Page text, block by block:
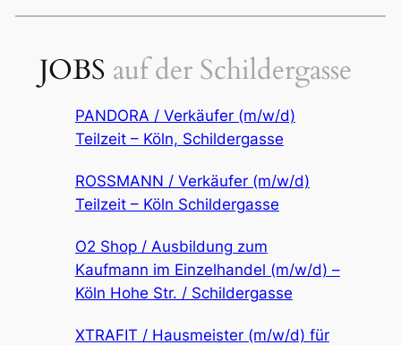
JOBS auf der Schildergasse
PANDORA / Verkäufer (m/w/d)
Teilzeit – Köln, Schildergasse
ROSSMANN / Verkäufer (m/w/d)
Teilzeit – Köln Schildergasse
O2 Shop / Ausbildung zum
Kaufmann im Einzelhandel (m/w/d) –
Köln Hohe Str. / Schildergasse
XTRAFIT / Hausmeister (m/w/d) für